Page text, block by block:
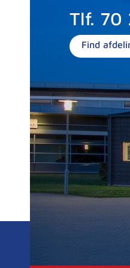
Tlf. 70
Find